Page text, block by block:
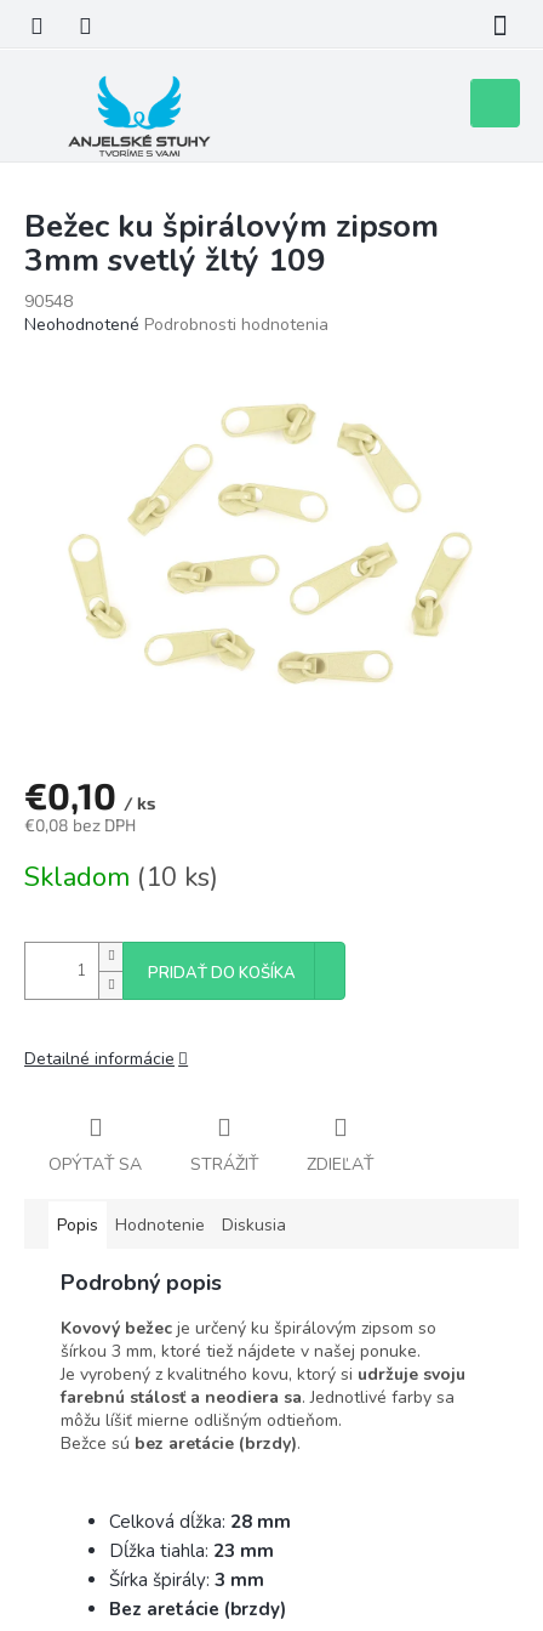
obsah
košík
Bežec ku špirálovým zipsom
3mm svetlý žltý 109
90548
Priemerné
Neohodnotené Podrobnosti hodnotenia
€0,10 / ks
€0,08 bez DPH
cena:
Skladom (10 ks)
PRIDAŤ DO KOŠÍKA
Detailné informácie
OPÝTAŤ SA STRÁŽIŤ ZDIEĽAŤ
Popis Hodnotenie Diskusia
Podrobný popis
Kovový bežec je určený ku špirálovým zipsom so
šírkou 3 mm, ktoré tiež nájdete v našej ponuke.
Je vyrobený z kvalitného kovu, ktorý si udržuje svoju
farebnú stálosť a neodiera sa. Jednotlivé farby sa
môžu líšiť mierne odlišným odtieňom.
Bežce sú bez aretácie (brzdy).
Celková dĺžka: 28 mm
Dĺžka tiahla: 23 mm
Šírka špirály: 3 mm
Bez aretácie (brzdy)